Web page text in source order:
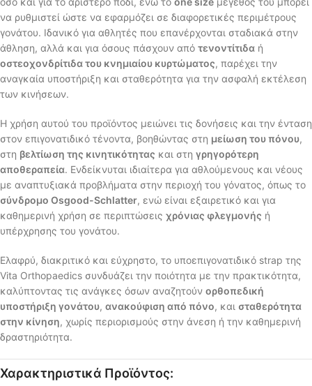
να ρυθμιστεί ώστε να εφαρμόζει σε διαφορετικές περιμέτρους
γονάτου. Ιδανικό για αθλητές που επανέρχονται σταδιακά στην
άθληση, αλλά και για όσους πάσχουν από τενοντίτιδα ή
οστεοχονδρίτιδα του κνημιαίου κυρτώματος, παρέχει την
αναγκαία υποστήριξη και σταθερότητα για την ασφαλή εκτέλεση
των κινήσεων.
Η χρήση αυτού του προϊόντος μειώνει τις δονήσεις και την ένταση
στον επιγονατιδικό τένοντα, βοηθώντας στη μείωση του πόνου,
στη βελτίωση της κινητικότητας και στη γρηγορότερη
αποθεραπεία. Ενδείκνυται ιδιαίτερα για αθλούμενους και νέους
με αναπτυξιακά προβλήματα στην περιοχή του γόνατος, όπως το
σύνδρομο Osgood-Schlatter, ενώ είναι εξαιρετικό και για
καθημερινή χρήση σε περιπτώσεις χρόνιας φλεγμονής ή
υπέρχρησης του γονάτου.
Ελαφρύ, διακριτικό και εύχρηστο, το υποεπιγονατιδικό strap της
Vita Orthopaedics συνδυάζει την ποιότητα με την πρακτικότητα,
καλύπτοντας τις ανάγκες όσων αναζητούν ορθοπεδική
υποστήριξη γονάτου, ανακούφιση από πόνο, και σταθερότητα
στην κίνηση, χωρίς περιορισμούς στην άνεση ή την καθημερινή
δραστηριότητα.
Χαρακτηριστικά Προϊόντος: